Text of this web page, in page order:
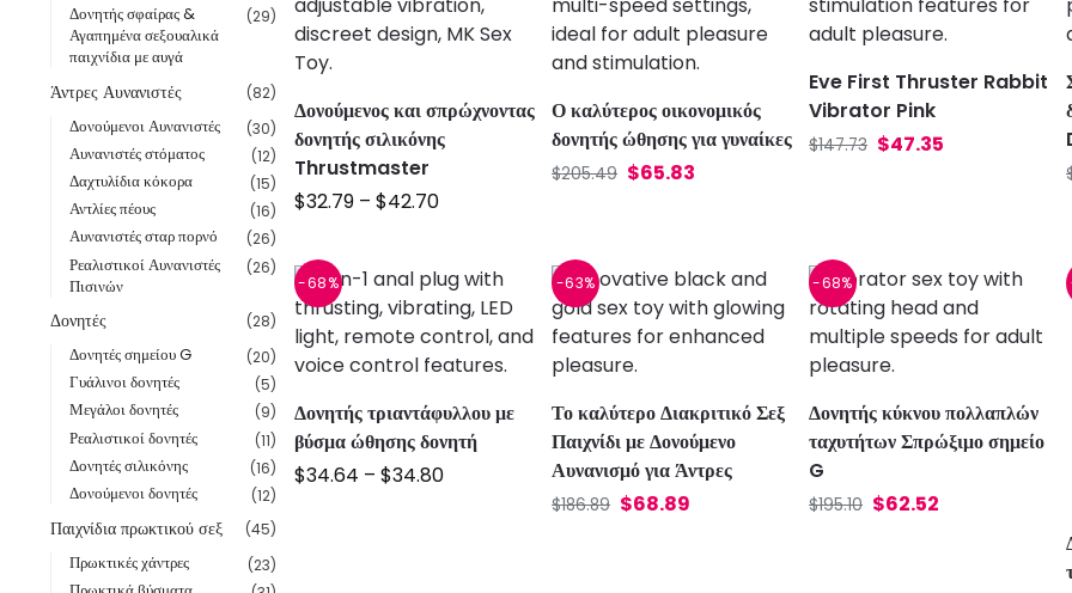
Δονούμενος και σπρώχνοντας
δονητής σιλικόνης
Thrustmaster
$32.79 – $42.70
Ο καλύτερος οικονομικός
δονητής ώθησης για γυναίκες
$205.49 $65.83
Eve First Thruster Rabbit
Vibrator Pink
$147.73 $47.35
-68%
Δονητής τριαντάφυλλου με
βύσμα ώθησης δονητή
$34.64 – $34.80
-63%
Το καλύτερο Διακριτικό Σεξ
Παιχνίδι με Δονούμενο
Αυνανισμό για Άντρες
$186.89 $68.89
-68%
Δονητής κύκνου πολλαπλών
ταχυτήτων Σπρώξιμο σημείο
G
$195.10 $62.52
Δονητής σφαίρας &
Αγαπημένα σεξουαλικά
παιχνίδια με αυγά
(29)
Άντρες Αυνανιστές (82)
Δονούμενοι Αυνανιστές (30)
Αυνανιστές στόματος (12)
Δαχτυλίδια κόκορα (15)
Αντλίες πέους (16)
Αυνανιστές σταρ πορνό (26)
Ρεαλιστικοί Αυνανιστές
Πισινών
(26)
Δονητές (28)
Δονητές σημείου G (20)
Γυάλινοι δονητές (5)
Μεγάλοι δονητές (9)
Ρεαλιστικοί δονητές (11)
Δονητές σιλικόνης (16)
Δονούμενοι δονητές (12)
Παιχνίδια πρωκτικού σεξ (45)
Πρωκτικές χάντρες (23)